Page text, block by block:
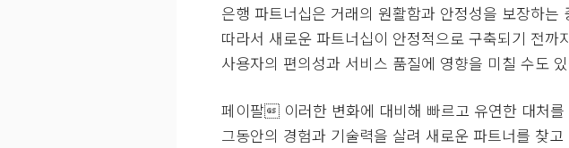
은행 파트너십은 거래의 원활함과 안정성을 보장하는
따라서 새로운 파트너십이 안정적으로 구축되기 전까
사용자의 편의성과 서비스 품질에 영향을 미칠 수도
페이팔 이러한 변화에 대비해 빠르고 유연한 대처를
그동안의 경험과 기술력을 살려 새로운 파트너를 찾고